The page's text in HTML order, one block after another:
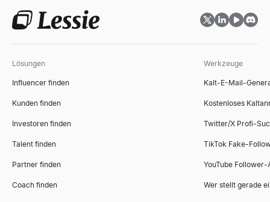
Lösungen
Influencer finden
Kunden finden
Investoren finden
Talent finden
Partner finden
Coach finden
Werkzeuge
Kalt-E-Mail-
Kostenloses
Twitter/X Profi-
TikTok Fake-
YouTube Follower-
Wer stellt gerade